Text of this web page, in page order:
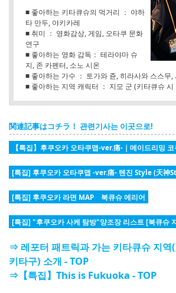
■ 좋아하는 키타큐슈의 먹거리 ： 야하
타 만두, 야키카레
■ 취미 ： 영화감상, 게임, 오타쿠 문화
연구
■ 좋아하는 영화 감독： 테라야마 슈
지, 존 카펜터, 소노 시온
■ 좋아하는 가수 ： 토가와 쥰, 히라사와 스스무,
■ 좋아하는 지역 캐릭터 ： 지모 군 (키타큐슈 시
関連記事はコチラ！ 관련기사는 이곳으로!
【특집】후쿠오카 오타쿠맵-ver.痛-｜메이드리밍
[특집] 후쿠오카 오타쿠맵 -ver.痛- 텐진 Style (天神
[특집] 후쿠오카 라면 MAP 북큐슈 에리어
[특집] "후쿠오카 사케 탐방"양조장 리스트 [북큐슈
⇒ 레포터 패트릭과 가는 키타큐슈 지역
키타구) 소개 - TOP
⇒【특집】This is Fukuoka - TOP